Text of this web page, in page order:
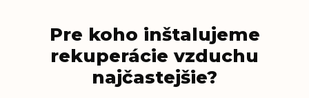
Pre koho inštalujeme
rekuperácie vzduchu
najčastejšie?